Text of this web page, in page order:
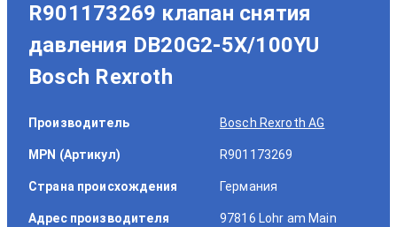
R901173269 клапан снятия
давления DB20G2-5X/100YU
Bosch Rexroth
Производитель Bosch Rexroth AG
MPN (Артикул) R901173269
Страна происхождения Германия
Адрес производителя 97816 Lohr am Main